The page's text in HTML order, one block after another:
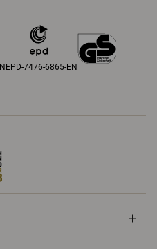
NEPD-7476-6865-EN